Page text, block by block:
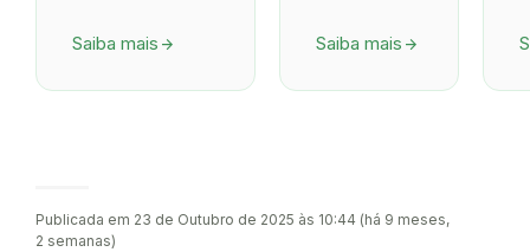
Saiba mais arrow_forward Saiba mais arrow_forward
Publicada em 23 de Outubro de 2025 às 10:44 (há 9 meses,
2 semanas)